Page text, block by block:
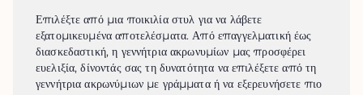
Επιλέξτε από μια ποικιλία στυλ για να λάβετε
εξατομικευμένα αποτελέσματα. Από επαγγελματική έως
διασκεδαστική, η γεννήτρια ακρωνυμίων μας προσφέρει
ευελιξία, δίνοντάς σας τη δυνατότητα να επιλέξετε από τη
γεννήτρια ακρωνύμιων με γράμματα ή να εξερευνήσετε πιο